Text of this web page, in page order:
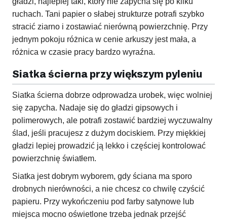
ruchach. Tani papier o słabej strukturze potrafi szybko
stracić ziarno i zostawiać nierówną powierzchnię. Przy
jednym pokoju różnica w cenie arkuszy jest mała, a
różnica w czasie pracy bardzo wyraźna.
Siatka ścierna przy większym pyleniu
Siatka ścierna dobrze odprowadza urobek, więc wolniej
się zapycha. Nadaje się do gładzi gipsowych i
polimerowych, ale potrafi zostawić bardziej wyczuwalny
ślad, jeśli pracujesz z dużym dociskiem. Przy miękkiej
gładzi lepiej prowadzić ją lekko i częściej kontrolować
powierzchnię światłem.
Siatka jest dobrym wyborem, gdy ściana ma sporo
drobnych nierówności, a nie chcesz co chwilę czyścić
papieru. Przy wykończeniu pod farby satynowe lub
miejsca mocno oświetlone trzeba jednak przejść